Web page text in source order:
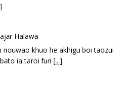
Halawa
nouwao khuo he akhigu boi taozui
ia taroi furi [...]